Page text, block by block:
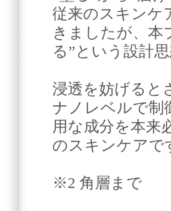
従来のスキンケ
きましたが、本
る”という設計
浸透を妨げると
ナノレベルで制
用な成分を本来
のスキンケアで
※2 角層まで